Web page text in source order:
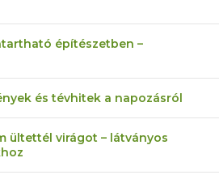
építészetben –
és tévhitek a napozásról
ültettél virágot – látványos